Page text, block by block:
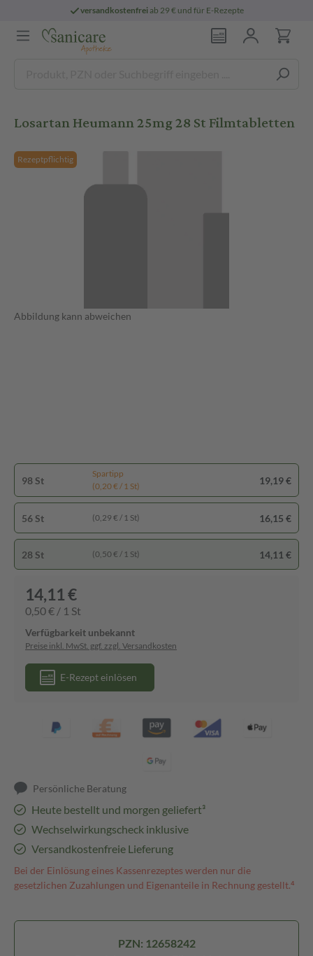
versandkostenfreiab 29 € und für E-Rezepte
Losartan Heumann 25mg 28 St Filmtabletten
Rezeptpflichtig
Abbildung kann abweichen
98 St
Spartipp
(0,20 € / 1 St)
19,19 €
56 St (0,29 € / 1 St) 16,15 €
28 St (0,50 € / 1 St) 14,11 €
14,11 €
0,50 € / 1 St
Verfügbarkeit unbekannt
Preise inkl. MwSt. ggf. zzgl. Versandkosten
E-Rezept einlösen
Persönliche Beratung
Heute bestellt und morgen geliefert³
Wechselwirkungscheck inklusive
Versandkostenfreie Lieferung
Bei der Einlösung eines Kassenrezeptes werden nur die
gesetzlichen Zuzahlungen und Eigenanteile in Rechnung gestellt.⁴
PZN: 12658242